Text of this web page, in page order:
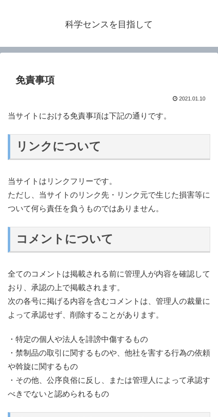
科学センスを目指して
免責事項
2021.01.10
当サイトにおける免責事項は下記の通りです。
リンクについて
当サイトはリンクフリーです。
ただし、当サイトのリンク先・リンク元で生じた損害等に
ついて何ら責任を負うものではありません。
コメントについて
全てのコメントは掲載される前に管理人が内容を確認して
おり、承認の上で掲載されます。
次の各号に掲げる内容を含むコメントは、管理人の裁量に
よって承認せず、削除することがあります。
・特定の個人や法人を誹謗中傷するもの
・禁制品の取引に関するものや、他社を害する行為の依頼
や斡旋に関するもの
・その他、公序良俗に反し、または管理人によって承認す
べきでないと認められるもの